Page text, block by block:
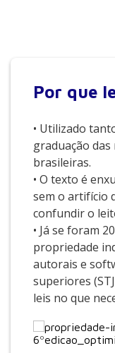
Por que
• Utilizado
graduação
brasileiras.
• O texto é
sem o artifício
confundir o
• Já se foram
propriedade
autorais e
superiores
leis no que